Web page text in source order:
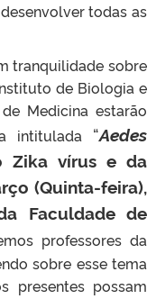
todas as
sobre
de Biologia e
Medicina estarão
intitulada “Aedes
Zika vírus e da
(Quinta-feira),
Faculdade de
professores da
sobre esse tema
presentes possam